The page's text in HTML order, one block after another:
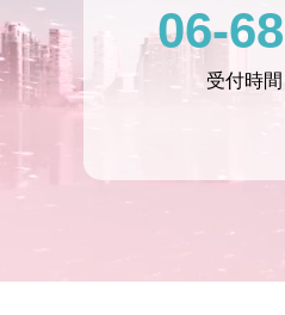
06-
受付時